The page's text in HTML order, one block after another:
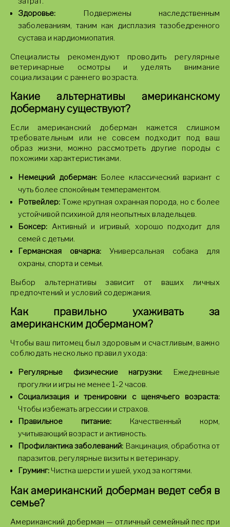
Здоровье: Подвержены наследственным
заболеваниям, таким как дисплазия тазобедренного
сустава и кардиомиопатия.
Специалисты рекомендуют проводить регулярные
ветеринарные осмотры и уделять внимание
социализации с раннего возраста.
Какие альтернативы американскому
доберману существуют?
Если американский доберман кажется слишком
требовательным или не совсем подходит под ваш
образ жизни, можно рассмотреть другие породы с
похожими характеристиками.
Немецкий доберман:Более классический вариант с
чуть более спокойным темпераментом.
Ротвейлер: Тоже крупная охранная порода, но с более
устойчивой психикой для неопытных владельцев.
Боксер: Активный и игривый, хорошо подходит для
семей с детьми.
Германская овчарка: Универсальная собака для
охраны, спорта и семьи.
Выбор альтернативы зависит от ваших личных
предпочтений и условий содержания.
Как правильно ухаживать за
американским доберманом?
Чтобы ваш питомец был здоровым и счастливым, важно
соблюдать несколько правил ухода:
Регулярные физические нагрузки: Ежедневные
прогулки и игры не менее 1-2 часов.
Социализация и тренировки с щенячьего возраста:
Чтобы избежать агрессии и страхов.
Правильное питание:Качественный корм,
учитывающий возраст и активность.
Профилактика заболеваний: Вакцинация, обработка от
паразитов, регулярные визиты к ветеринару.
Груминг: Чистка шерсти и ушей, уход за когтями.
Как американский доберман ведет себя в
семье?
Американский доберман — отличный семейный пес при